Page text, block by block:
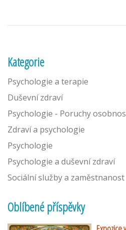
Kategorie
Psychologie a terapie
Duševní zdraví
Psychologie - Poruchy
Zdraví a psychologie
Psychologie
Psychologie a duševní zdraví
Sociální služby a zaměstnanost
Oblíbené příspěvky